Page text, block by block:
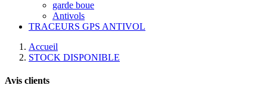
garde boue
Antivols
TRACEURS GPS ANTIVOL
Accueil
STOCK DISPONIBLE
Avis clients